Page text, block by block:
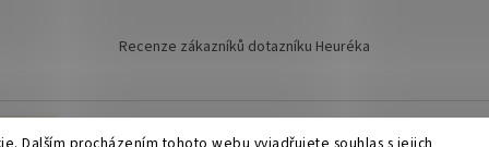
Recenze zákazníků dotazníku Heuréka